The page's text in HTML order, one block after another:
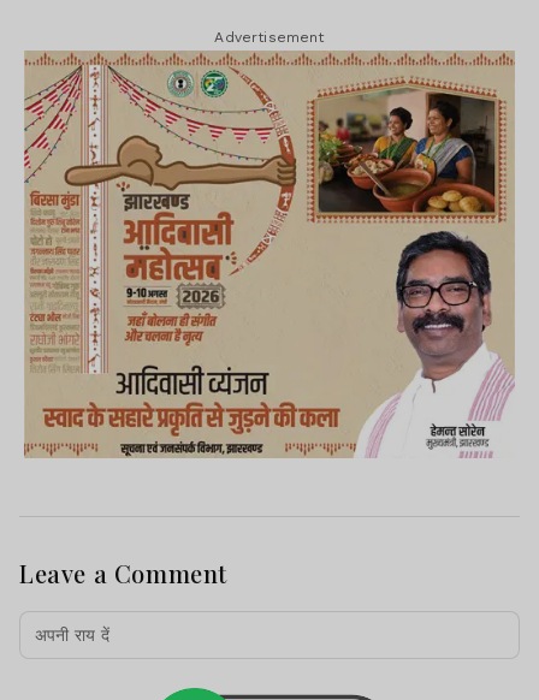
Advertisement
Leave a Comment